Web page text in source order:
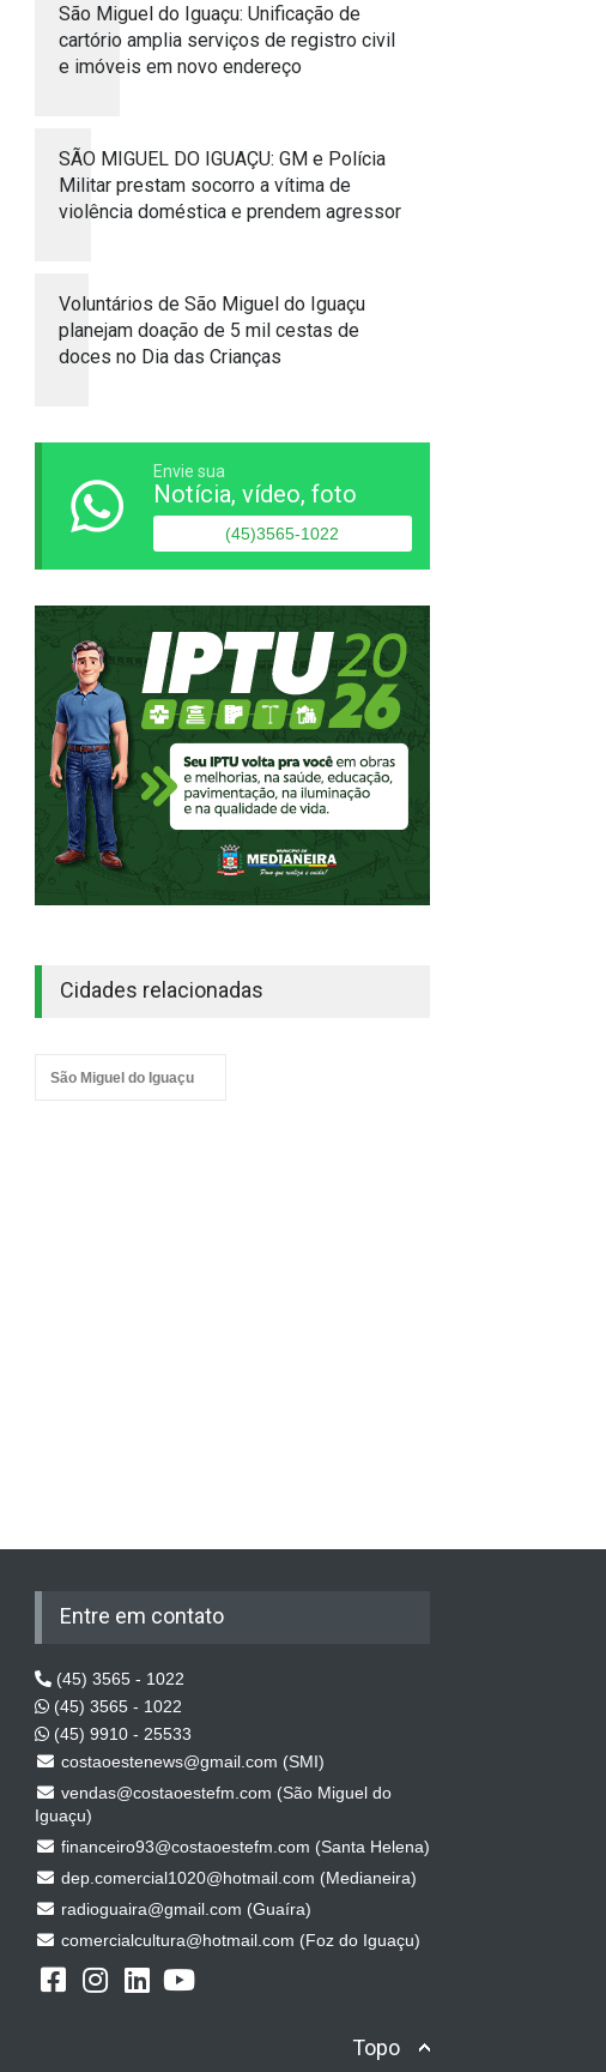
São Miguel do Iguaçu: Unificação de
cartório amplia serviços de registro civil
e imóveis em novo endereço
SÃO MIGUEL DO IGUAÇU: GM e Polícia
Militar prestam socorro a vítima de
violência doméstica e prendem agressor
Voluntários de São Miguel do Iguaçu
planejam doação de 5 mil cestas de
doces no Dia das Crianças
Envie sua
Notícia, vídeo, foto
(45)3565-1022
Cidades relacionadas
São Miguel do Iguaçu
Entre em contato
(45) 3565 - 1022
(45) 3565 - 1022
(45) 9910 - 25533
costaoestenews@gmail.com (SMI)
vendas@costaoestefm.com (São Miguel do
Iguaçu)
financeiro93@costaoestefm.com (Santa Helena)
dep.comercial1020@hotmail.com (Medianeira)
radioguaira@gmail.com (Guaíra)
comercialcultura@hotmail.com (Foz do Iguaçu)
Topo